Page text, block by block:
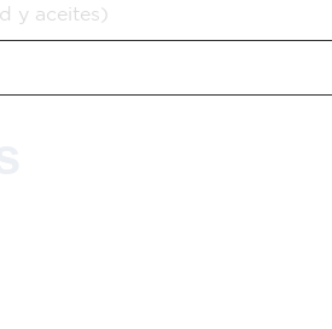
y aceites)